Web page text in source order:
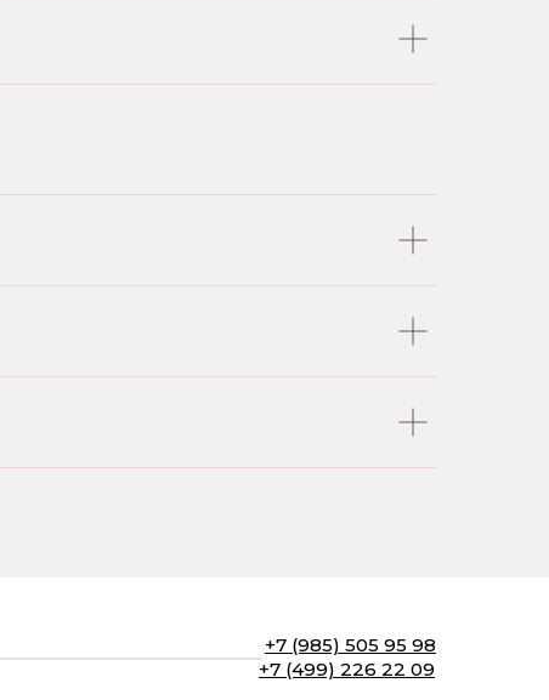
+7 (499) 226 22 09
+7 (985) 505 95 98